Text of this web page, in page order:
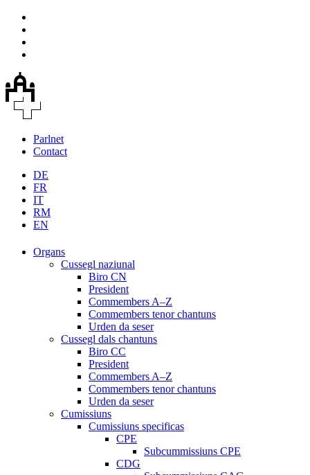
Parlnet
Contact
DE
FR
IT
RM
EN
Organs
Cussegl naziunal
Biro CN
President
Commembers A–Z
Commembers tenor chantuns
Urden da seser
Cussegl dals chantuns
Biro CC
President
Commembers A–Z
Commembers tenor chantuns
Urden da seser
Cumissiuns
Cumissiuns specificas
CPE
Subcummissiuns CPE
CDG